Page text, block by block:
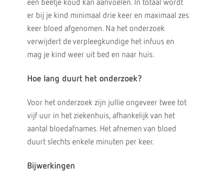
een beetje koud kan aanvoelen. In totaal wordt
er bij je kind minimaal drie keer en maximaal zes
keer bloed afgenomen. Na het onderzoek
verwijdert de verpleegkundige het infuus en
mag je kind weer uit bed en naar huis.
Hoe lang duurt het onderzoek?
Voor het onderzoek zijn jullie ongeveer twee tot
vijf uur in het ziekenhuis, afhankelijk van het
aantal bloedafnames. Het afnemen van bloed
duurt slechts enkele minuten per keer.
Bijwerkingen